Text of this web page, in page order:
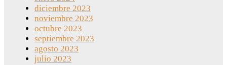
diciembre 2023
noviembre 2023
octubre 2023
septiembre 2023
agosto 2023
julio 2023